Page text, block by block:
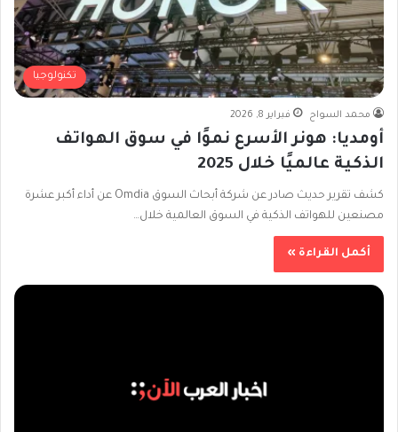
تكنولوجيا
محمد السواح فبراير 8, 2026
أومديا: هونر الأسرع نموًا في سوق الهواتف
الذكية عالميًا خلال 2025
كشف تقرير حديث صادر عن شركة أبحاث السوق Omdia عن أداء أكبر عشرة
مصنعين للهواتف الذكية في السوق العالمية خلال…
أكمل القراءة »